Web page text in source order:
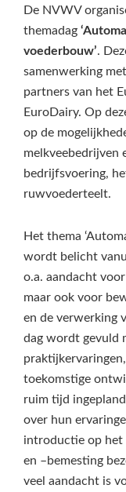
De NVWV
themadag
voederbouw’.
samenwerking
partners van het
EuroDairy. Op
op de
melkveebedrijven
bedrijfsvoering,
ruwvoederteelt.
Het thema
wordt belicht
o.a. aandacht
maar ook voor
en de verwerking
dag wordt gevuld
toekomstige
ruim tijd
over hun
introductie op het
en –bemesting
veel aandacht is